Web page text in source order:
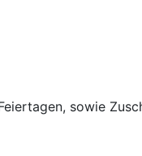
sowie